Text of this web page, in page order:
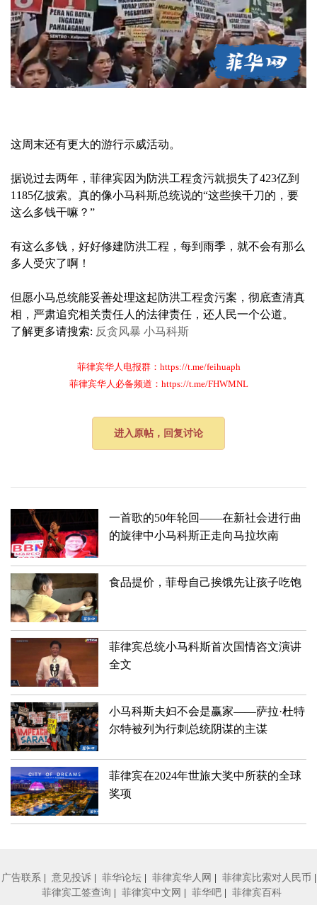
这周末还有更大的游行示威活动。
据说过去两年，菲律宾因为防洪工程贪污就损失了423亿到
1185亿披索。真的像小马科斯总统说的“这些挨千刀的，要
这么多钱干嘛？”
有这么多钱，好好修建防洪工程，每到雨季，就不会有那么
多人受灾了啊！
但愿小马总统能妥善处理这起防洪工程贪污案，彻底查清真
相，严肃追究相关责任人的法律责任，还人民一个公道。
了解更多请搜索: 反贪风暴 小马科斯
菲律宾华人电报群：https://t.me/feihuaph
菲律宾华人必备频道：https://t.me/FHWMNL
进入原帖，回复讨论
一首歌的50年轮回——在新社会进行曲
的旋律中小马科斯正走向马拉坎南
食品提价，菲母自己挨饿先让孩子吃饱
菲律宾总统小马科斯首次国情咨文演讲
全文
小马科斯夫妇不会是赢家——萨拉·杜特
尔特被列为行刺总统阴谋的主谋
菲律宾在2024年世旅大奖中所获的全球
奖项
广告联系 | 意见投诉 | 菲华论坛 | 菲律宾华人网 | 菲律宾比索对人民币 |
菲律宾工签查询 | 菲律宾中文网 | 菲华吧 | 菲律宾百科